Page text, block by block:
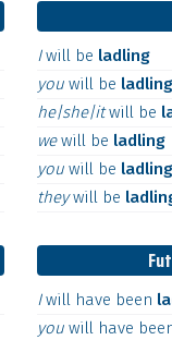
Iwill be ladling
you will be ladling
he|she|itwill be
wewill be ladling
you will be ladling
theywill be
Iwill have been
you will have